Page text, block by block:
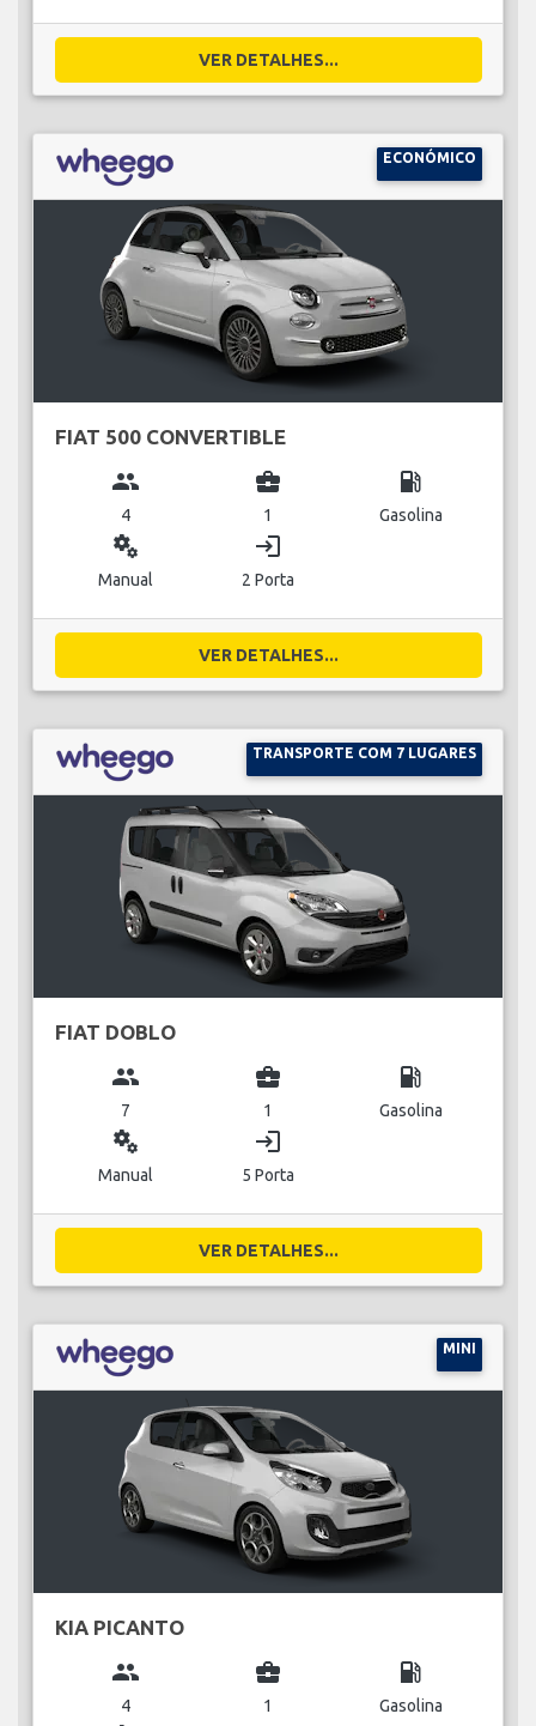
VER DETALHES...
ECONÓMICO
FIAT 500 CONVERTIBLE
group
4
business_center
1
local_gas_station
Gasolina
miscellaneous_services
Manual
login
2 Porta
VER DETALHES...
TRANSPORTE COM 7 LUGARES
FIAT DOBLO
group
7
business_center
1
local_gas_station
Gasolina
miscellaneous_services
Manual
login
5 Porta
VER DETALHES...
MINI
KIA PICANTO
group
4
business_center
1
local_gas_station
Gasolina